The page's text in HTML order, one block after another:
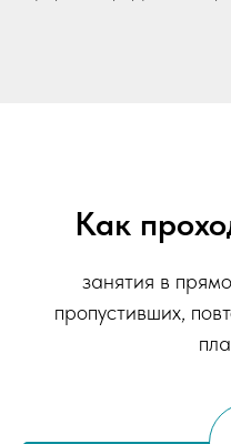
Как
занятия в
пропустивших,